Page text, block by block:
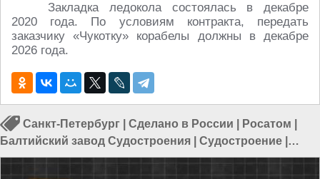
Закладка ледокола состоялась в декабре
2020 года. По условиям контракта, передать
заказчику «Чукотку» корабелы должны в декабре
2026 года.
Санкт-Петербург Сделано в России Росатом
Балтийский завод Судостроения
Судостроение
Атомный ледокол